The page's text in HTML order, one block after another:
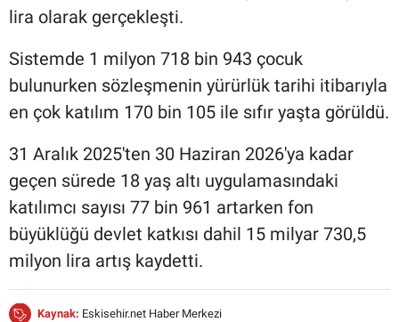
lira olarak gerçekleşti.
Sistemde 1 milyon 718 bin 943 çocuk
bulunurken sözleşmenin yürürlük tarihi itibarıyla
en çok katılım 170 bin 105 ile sıfır yaşta görüldü.
31 Aralık 2025'ten 30 Haziran 2026'ya kadar
geçen sürede 18 yaş altı uygulamasındaki
katılımcı sayısı 77 bin 961 artarken fon
büyüklüğü devlet katkısı dahil 15 milyar 730,5
milyon lira artış kaydetti.
Kaynak: Eskisehir.net Haber Merkezi